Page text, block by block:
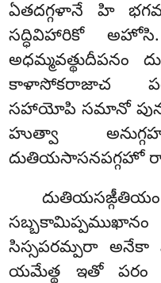
ఏతదగ్గళానే హి
సద్ధివిహారికో అహోసి.
అధమ్మవత్థుదీపనం
కాళాసోకరాజాచ
సహాయోపి సమానో పున
హుత్వా
దుతియసాసనపగ్గహో
సిస్సపరమ్పరా అనేకా
యమేత్థ ఇతో పరం